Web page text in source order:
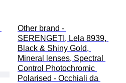
Other brand -
SERENGETI, Lela 8939,
Black & Shiny Gold,
Mineral lenses, Spectral
Control Photochromic
Polarised - Occhiali da